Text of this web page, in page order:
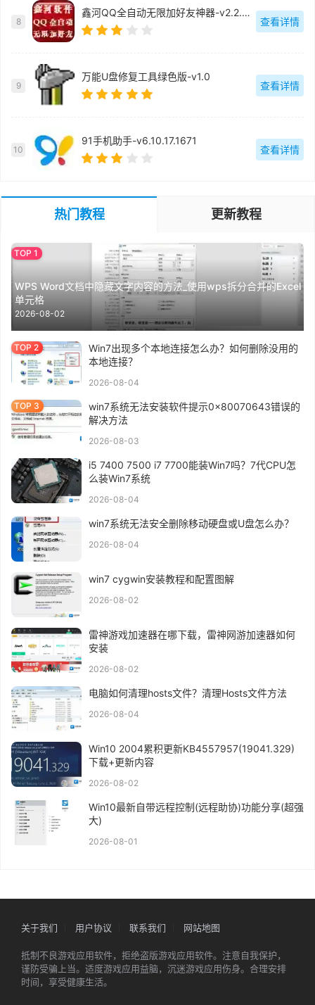
8
鑫河QQ全自动无限加好友神器-v2.2.3.6
查看详情
9
万能U盘修复工具绿色版-v1.0
查看详情
10
91手机助手-v6.10.17.1671
查看详情
热门教程 更新教程
WPS Word文档中隐藏文字内容的方法_使用wps拆分合并的Excel
单元格
2026-08-02
Win7出现多个本地连接怎么办？如何删除没用的
本地连接？
2026-08-04
win7系统无法安装软件提示0x80070643错误的
解决方法
2026-08-03
i5 7400 7500 i7 7700能装Win7吗？7代CPU怎
么装Win7系统
2026-08-04
win7系统无法安全删除移动硬盘或U盘怎么办？
2026-08-04
win7 cygwin安装教程和配置图解
2026-08-02
雷神游戏加速器在哪下载，雷神网游加速器如何
安装
2026-08-02
电脑如何清理hosts文件？清理Hosts文件方法
2026-08-04
Win10 2004累积更新KB4557957(19041.329)
下载+更新内容
2026-08-02
Win10最新自带远程控制(远程助协)功能分享(超强
大)
2026-08-01
关于我们 用户协议 联系我们 网站地图
抵制不良游戏应用软件，拒绝盗版游戏应用软件。注意自我保护，
谨防受骗上当。适度游戏应用益脑，沉迷游戏应用伤身。合理安排
时间，享受健康生活。